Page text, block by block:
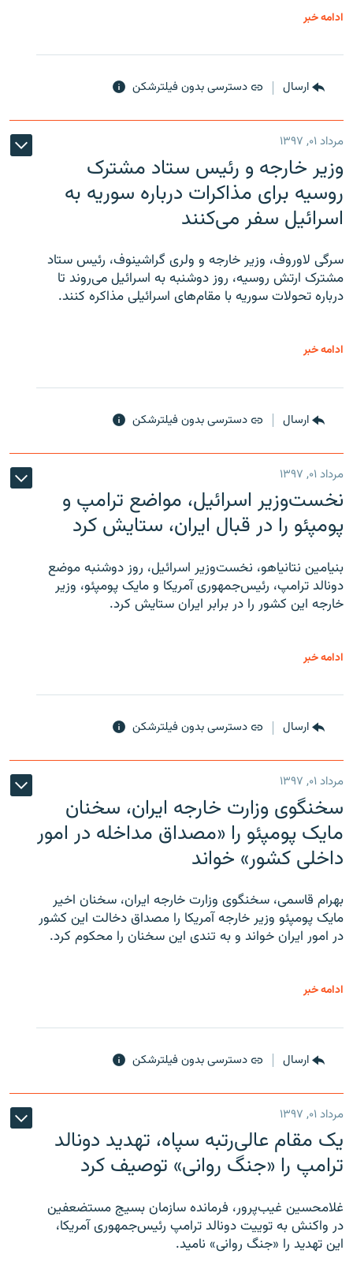
ادامه خبر
ارسال دسترسی بدون فیلترشکن
مرداد ۰۱, ۱۳۹۷
وزیر خارجه و رئیس‌ ستاد مشترک
روسیه برای مذاکرات درباره سوریه به
اسرائیل سفر می‌کنند
سرگی لاوروف، وزیر خارجه و ولری گراشینوف، رئیس ستاد
مشترک ارتش روسیه، روز دوشنبه به اسرائیل می‌روند تا
درباره تحولات سوریه با مقام‌های اسرائیلی مذاکره کنند.
ادامه خبر
ارسال دسترسی بدون فیلترشکن
مرداد ۰۱, ۱۳۹۷
نخست‌وزیر اسرائیل، مواضع ترامپ و
پومپئو را در قبال ایران، ستایش کرد
بنیامین نتانیاهو، نخست‌وزیر اسرائیل، روز دوشنبه موضع
دونالد ترامپ، رئیس‌جمهوری آمریکا و مایک پومپئو، وزیر
خارجه این کشور را در برابر ایران ستایش کرد.
ادامه خبر
ارسال دسترسی بدون فیلترشکن
مرداد ۰۱, ۱۳۹۷
سخنگوی وزارت خارجه ایران، سخنان
مایک پومپئو را «مصداق مداخله در امور
داخلی کشور» خواند
بهرام قاسمی، سخنگوی وزارت خارجه ایران، سخنان اخیر
مایک پومپئو وزیر خارجه آمریکا را مصداق دخالت این کشور
در امور ایران خواند و به تندی این سخنان را محکوم کرد.
ادامه خبر
ارسال دسترسی بدون فیلترشکن
مرداد ۰۱, ۱۳۹۷
یک مقام عالی‌رتبه سپاه، تهدید دونالد
ترامپ را «جنگ روانی» توصیف کرد
غلامحسین غیب‌پرور، فرمانده سازمان بسیج مستضعفین
در واکنش به توییت دونالد ترامپ رئیس‌جمهوری آمریکا،
این تهدید را «جنگ روانی» نامید.